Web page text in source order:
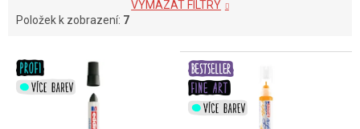
VYMAZAT FILTRY
Položek k zobrazení: 7
V
p